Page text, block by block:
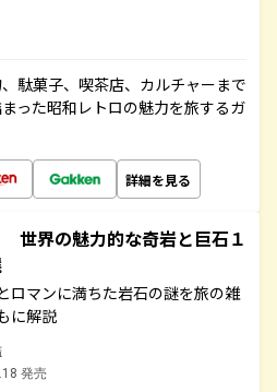
駄菓子、喫茶店、カルチャーまで
った昭和レトロの魅力を旅するガ
詳細を見る
世界の魅力的な奇岩と巨石１
ロマンに満ちた岩石の謎を旅の雑
に解説
発売